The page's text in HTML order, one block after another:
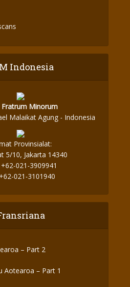
Indonesia
Minorum
Malaikat Agung - Indonesia
Provinsialat:
5/10, Jakarta 14340
021-3909941
021-3101940
– Part 2
Aotearoa – Part 1